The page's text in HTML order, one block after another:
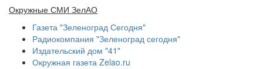
Окружные СМИ ЗелАО
Газета "Зеленоград Сегодня"
Радиокомпания "Зеленоград сегодня"
Издательский дом "41"
Окружная газета Zelao.ru